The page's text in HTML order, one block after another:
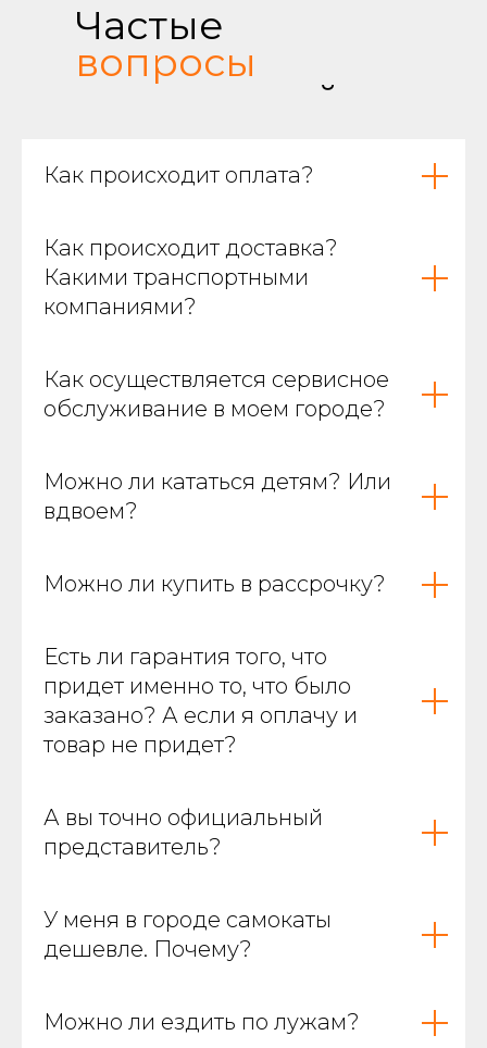
Фирменная майка
Частые
вопросы
покупателей
Как происходит оплата?
Как происходит доставка?
Какими транспортными
компаниями?
Как осуществляется сервисное
обслуживание в моем городе?
Можно ли кататься детям? Или
вдвоем?
Можно ли купить в рассрочку?
Есть ли гарантия того, что
придет именно то, что было
заказано? А если я оплачу и
товар не придет?
А вы точно официальный
представитель?
У меня в городе самокаты
дешевле. Почему?
Можно ли ездить по лужам?